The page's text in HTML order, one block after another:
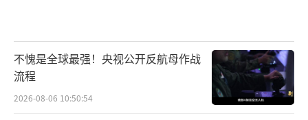
不愧是全球最强！央视公开反航母作战
流程
2026-08-06 10:50:54